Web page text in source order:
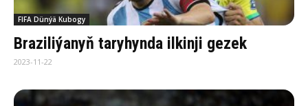
FIFA Dünýä Kubogy
Braziliýanyň taryhynda ilkinji gezek
2023-11-22